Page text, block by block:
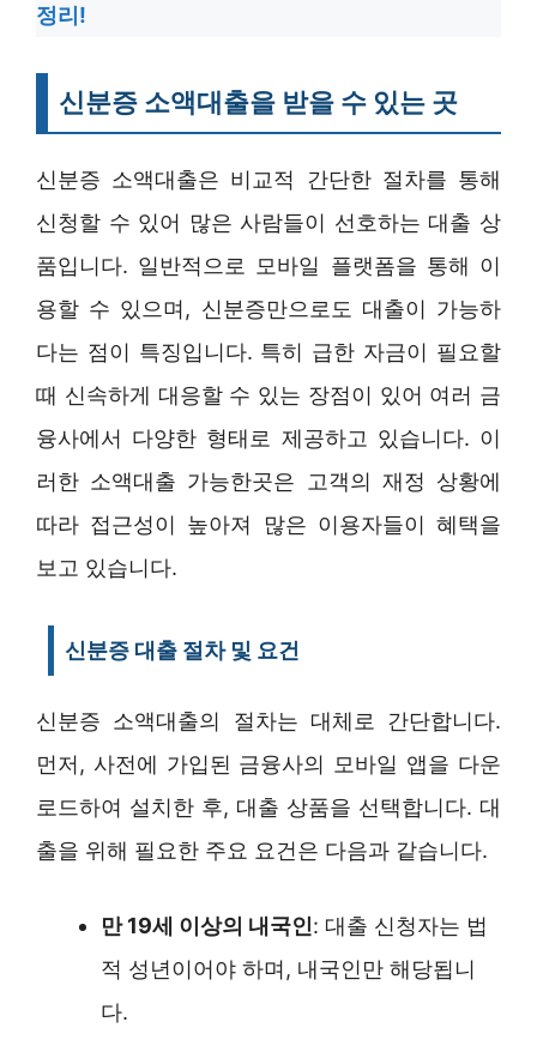
정리!
신분증 소액대출을 받을 수 있는 곳
신분증 소액대출은 비교적 간단한 절차를 통해
신청할 수 있어 많은 사람들이 선호하는 대출 상
품입니다. 일반적으로 모바일 플랫폼을 통해 이
용할 수 있으며, 신분증만으로도 대출이 가능하
다는 점이 특징입니다. 특히 급한 자금이 필요할
때 신속하게 대응할 수 있는 장점이 있어 여러 금
융사에서 다양한 형태로 제공하고 있습니다. 이
러한 소액대출 가능한곳은 고객의 재정 상황에
따라 접근성이 높아져 많은 이용자들이 혜택을
보고 있습니다.
신분증 대출 절차 및 요건
신분증 소액대출의 절차는 대체로 간단합니다.
먼저, 사전에 가입된 금융사의 모바일 앱을 다운
로드하여 설치한 후, 대출 상품을 선택합니다. 대
출을 위해 필요한 주요 요건은 다음과 같습니다.
만 19세 이상의 내국인: 대출 신청자는 법
적 성년이어야 하며, 내국인만 해당됩니
다.